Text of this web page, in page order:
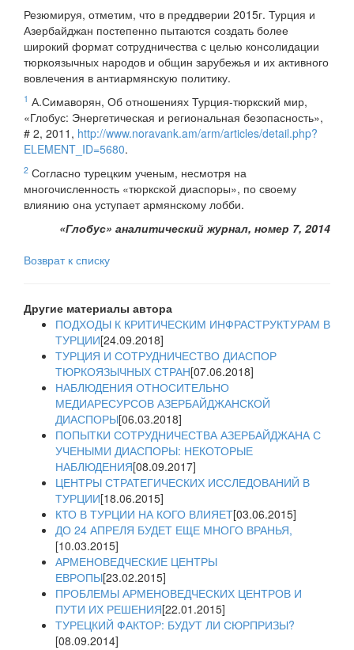
Резюмируя, отметим, что в преддверии 2015г. Турция и
Азербайджан постепенно пытаются создать более
широкий формат сотрудничества с целью консолидации
тюркоязычных народов и общин зарубежья и их активного
вовлечения в антиармянскую политику.
1 А.Симаворян, Об отношениях Турция-тюркский мир,
«Глобус: Энергетическая и региональная безопасность»,
# 2, 2011, http://www.noravank.am/arm/articles/detail.php?
ELEMENT_ID=5680.
2 Согласно турецким ученым, несмотря на
многочисленность «тюркской диаспоры», по своему
влиянию она уступает армянскому лобби.
«Глобус» аналитический журнал, номер 7, 2014
Возврат к списку
Другие материалы автора
ПОДХОДЫ К КРИТИЧЕСКИМ ИНФРАСТРУКТУРАМ В
ТУРЦИИ[24.09.2018]
ТУРЦИЯ И СОТРУДНИЧЕСТВО ДИАСПОР
ТЮРКОЯЗЫЧНЫХ СТРАН[07.06.2018]
НАБЛЮДЕНИЯ ОТНОСИТЕЛЬНО
МЕДИАРЕСУРСОВ АЗЕРБАЙДЖАНСКОЙ
ДИАСПОРЫ[06.03.2018]
ПОПЫТКИ СОТРУДНИЧЕСТВА АЗЕРБАЙДЖАНА С
УЧЕНЫМИ ДИАСПОРЫ: НЕКОТОРЫЕ
НАБЛЮДЕНИЯ[08.09.2017]
ЦЕНТРЫ СТРАТЕГИЧЕСКИХ ИССЛЕДОВАНИЙ В
ТУРЦИИ[18.06.2015]
КТО В ТУРЦИИ НА КОГО ВЛИЯЕТ[03.06.2015]
ДО 24 АПРЕЛЯ БУДЕТ ЕЩЕ МНОГО ВРАНЬЯ,
[10.03.2015]
АРМЕНОВЕДЧЕСКИЕ ЦЕНТРЫ
ЕВРОПЫ[23.02.2015]
ПРОБЛЕМЫ АРМЕНОВЕДЧЕСКИХ ЦЕНТРОВ И
ПУТИ ИХ РЕШЕНИЯ[22.01.2015]
ТУРЕЦКИЙ ФАКТОР: БУДУТ ЛИ СЮРПРИЗЫ?
[08.09.2014]